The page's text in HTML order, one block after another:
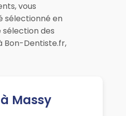
vous
sélectionné en
des
Bon-Dentiste.fr,
Massy